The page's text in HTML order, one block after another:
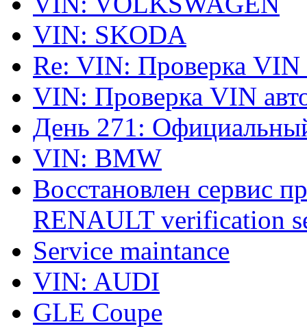
VIN: SKODA
Re: VIN: Проверка VIN
VIN: Проверка VIN
День 271:
VIN: BMW
Восстановлен сервис
RENAULT verification
Service maintance
VIN: AUDI
GLE Coupe